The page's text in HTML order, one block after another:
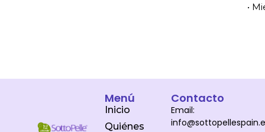
•
Menú
Inicio
Quiénes
Contacto
Email: